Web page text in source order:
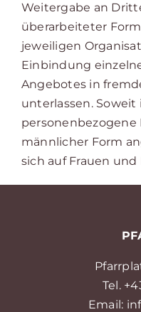
Weitergabe an
überarbeiteter
jeweiligen
Einbindung
Angebotes in
unterlassen.
männlicher Form
sich auf Frauen
Tel.
Email: